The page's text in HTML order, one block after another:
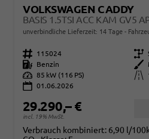
VOLKSWAGEN CADDY
BASIS 1.5TSI ACC KAM GV5
unverbindliche Lieferzeit: 14 Tage
Fahrzeugnr. 115024 Getriebe
Kraftstoff
Benzin Außenfarbe
Leistung 85 kW (116 PS) Kilometerstand
01.06.2026
29.290,– €
incl. 19% MwSt.
Verbrauch kombiniert: 6,90 l/